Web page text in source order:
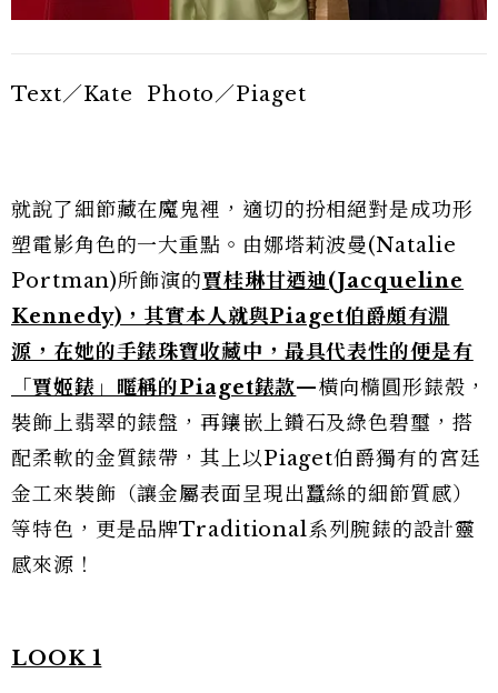
Text／Kate Photo／Piaget
就說了細節藏在魔鬼裡，適切的扮相絕對是成功形
塑電影角色的一大重點。由娜塔莉波曼(Natalie
Portman)所飾演的賈桂琳甘迺迪(Jacqueline
Kennedy)，其實本人就與Piaget伯爵頗有淵
源，在她的手錶珠寶收藏中，最具代表性的便是有
「賈姬錶」暱稱的Piaget錶款—橫向橢圓形錶殼，
裝飾上翡翠的錶盤，再鑲嵌上鑽石及綠色碧璽，搭
配柔軟的金質錶帶，其上以Piaget伯爵獨有的宮廷
金工來裝飾（讓金屬表面呈現出蠶絲的細節質感）
等特色，更是品牌Traditional系列腕錶的設計靈
感來源！
LOOK 1